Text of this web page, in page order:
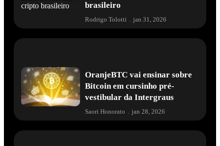
brasileiro
Rodrigo Tolotti . jan 31, 2026
OranjeBTC vai ensinar sobre
Bitcoin em cursinho pré-
vestibular da Intergraus
Saori Honorato jan 28, 2026